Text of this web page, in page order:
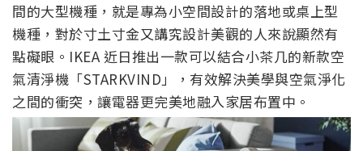
間的大型機種，就是專為小空間設計的落地或桌上型
機種，對於寸土寸金又講究設計美觀的人來說顯然有
點礙眼。IKEA 近日推出一款可以結合小茶几的新款空
氣清淨機「STARKVIND」，有效解決美學與空氣淨化
之間的衝突，讓電器更完美地融入家居布置中。